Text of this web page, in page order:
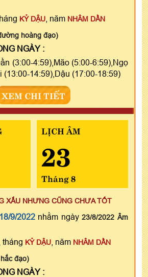
KỶ DẬU , năm NHÂM DẦN
hoàng đạo)
NGÀY :
(3:00-4:59),Mão (5:00-6:59),Ngọ
(13:00-14:59),Dậu (17:00-18:59)
XEM CHI TIẾT
LỊCH ÂM
23
Tháng 8
XẤU NHƯNG CŨNG CHƯA TỐT
9/2022nhằm ngày23/8/2022 Âm
, tháng KỶ DẬU , năm NHÂM DẦN
đạo)
NGÀY :